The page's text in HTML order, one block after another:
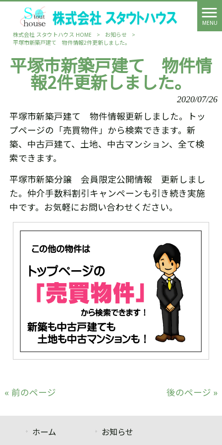
MENU
株式会社 スタウトハウス HOME
> お知らせ
>
平塚市新築戸建て 物件情報2件更新しました。
平塚市新築戸建て 物件情
報2件更新しました。
2020/07/26
平塚市新築戸建て 物件情報更新しました。トッ
プページの「売買物件」から検索できます。新
築、中古戸建て、土地、中古マンション、全て検
索できます。
平塚市新築分譲 会員限定公開情報 更新しまし
た。仲介手数料割引キャンペーンも引き続き実施
中です。お気軽にお問い合わせください。
« 前のページ 後のページ »
ホーム お知らせ